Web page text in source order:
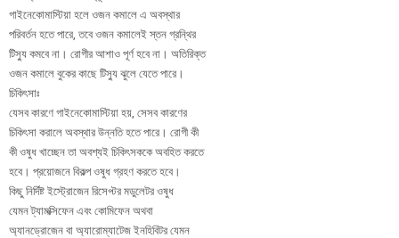
গাইনেকোমাস্টিয়া হলে ওজন কমালে এ অবস্থার
পরিবর্তন হতে পারে, তবে ওজন কমালেই স্তন গ্রন্থির
টিস্যু কমবে না। রোগীর আশাও পূর্ণ হবে না। অতিরিক্ত
ওজন কমালে বুকের কাছে টিস্যু ঝুলে যেতে পারে।
চিকিৎসাঃ
যেসব কারণে গাইনেকোমাস্টিয়া হয়, সেসব কারণের
চিকিৎসা করালে অবস্থার উন্নতি হতে পারে। রোগী কী
কী ওষুধ খাচ্ছেন তা অবশ্যই চিকিৎসককে অবহিত করতে
হবে। প্রয়োজনে বিকল্প ওষুধ গ্রহণ করতে হবে।
কিছু নির্দিষ্ট ইস্ট্রোজেন রিসেপ্টর মডুলেটর ওষুধ
যেমন ট্যামক্সিফেন এবং কোমিফেন অথবা
অ্যানড্রোজেন বা অ্যারোম্যাটেজ ইনহিবিটর যেমন